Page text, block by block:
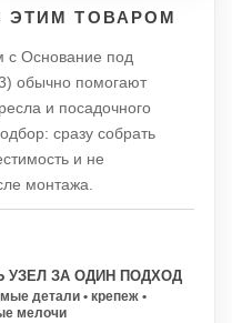
ЭТИМ ТОВАРОМ
с Основание под
обычно помогают
и посадочного
сразу собрать
и не
монтажа.
УЗЕЛ ЗА ОДИН ПОДХОД
детали • крепеж •
мелочи